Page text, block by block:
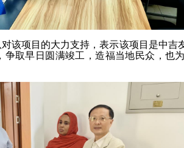
该项目的大力支持，表示该项目是中吉
取早日圆满竣工，造福当地民众，也